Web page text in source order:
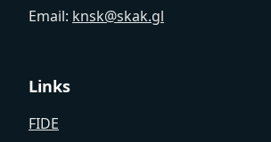
Email: knsk@skak.gl
Links
FIDE